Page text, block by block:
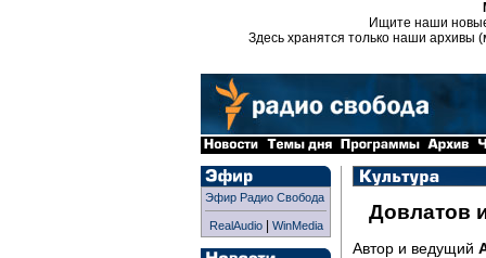
Ищите наши
Здесь хранятся только наши архивы
Эфир Радио Свобода
RealAudio| WinMedia
Довлатов
Автор и ведущий